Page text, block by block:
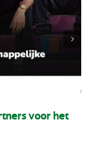
voor het